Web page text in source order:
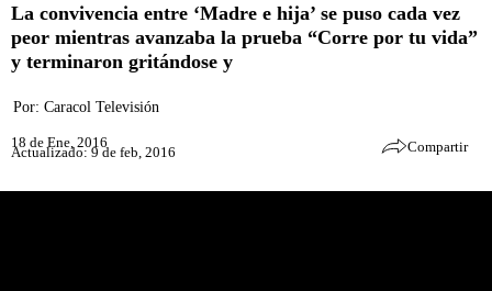
La convivencia entre ‘Madre e hija’ se puso cada vez
peor mientras avanzaba la prueba “Corre por tu vida”
y terminaron gritándose y
Por: Caracol Televisión
18 de Ene, 2016
Actualizado: 9 de feb, 2016 Compartir